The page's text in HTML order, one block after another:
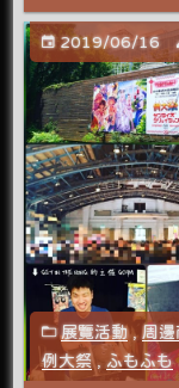
2019/06/16
展覽活動,周邊
例大祭,ふもふも